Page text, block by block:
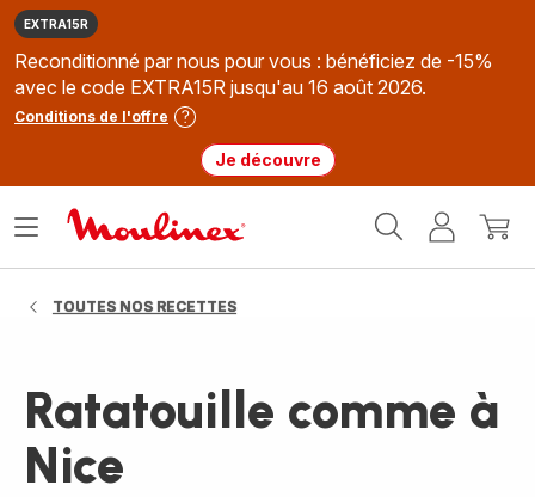
EXTRA15R
Reconditionné par nous pour vous : bénéficiez de -15%
avec le code EXTRA15R jusqu'au 16 août 2026.
Conditions de l'offre
Je découvre
MonMon
Ouvrir
TOUTES NOS RECETTES
Ratatouille comme à
Nice